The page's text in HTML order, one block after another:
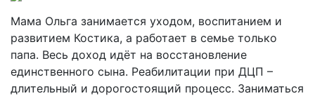
Мама Ольга занимается уходом, воспитанием и
развитием Костика, а работает в семье только
папа. Весь доход идёт на восстановление
единственного сына. Реабилитации при ДЦП –
длительный и дорогостоящий процесс. Заниматься